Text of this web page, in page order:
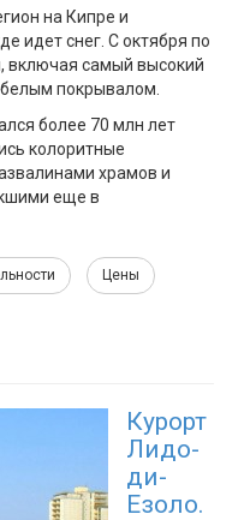
на Кипре и
идет снег. С октября по
включая самый высокий
покрывалом.
более 70 млн лет
колоритные
храмов и
еще в
Цены
Курорт
Лидо-
ди-
Езоло.